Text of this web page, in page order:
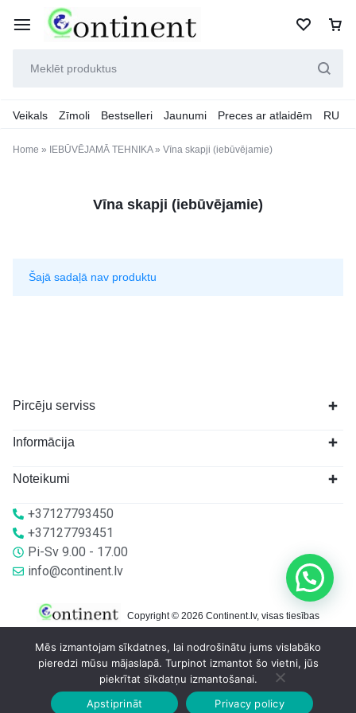
Veikals Zīmoli Bestselleri Jaunumi Preces ar atlaidēm RU
Home » IEBŪVĒJAMĀ TEHNIKA» Vīna skapji (iebūvējamie)
Vīna skapji (iebūvējamie)
Šajā sadaļā nav produktu
Pircēju serviss
Informācija
Noteikumi
+37127793450
+37127793451
Pi-Sv 9.00 - 17.00
info@continent.lv
Copyright © 2026 Continent.lv, visas tiesības
Sākumlapa Veikalā Grozs
Mēs izmantojam sīkdatnes, lai nodrošinātu jums vislabāko
pieredzi mūsu mājaslapā. Turpinot izmantot šo vietni, jūs
piekrītat sīkdatņu izmantošanai.
Apstiprināt
Privacy policy